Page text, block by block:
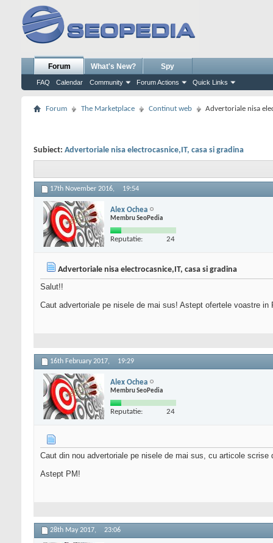
Forum
FAQ Calendar Community Forum Actions Quick Links
What's New? Spy
Forum The Marketplace Continut web Advertoriale nisa
Subiect: Advertoriale nisa electrocasnice,IT, casa si gradina
17th November 2016, 19:54
Alex Ochea
Membru SeoPedia
Reputatie: 24
Advertoriale nisa electrocasnice,IT, casa si gradina
Salut!!
Caut advertoriale pe nisele de mai sus! Astept ofertele voastre in
16th February 2017, 19:29
Alex Ochea
Membru SeoPedia
Reputatie: 24
Caut din nou advertoriale pe nisele de mai sus, cu articole scrise
Astept PM!
28th May 2017, 23:06